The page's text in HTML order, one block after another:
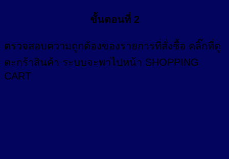
ขั้นตอนที่ 2
ตรวจสอบความถูกต้องของรายการที่สั่งซื้อ คลิ๊กที่ดู
ตะกร้าสินค้า ระบบจะพาไปหน้า SHOPPING
CART